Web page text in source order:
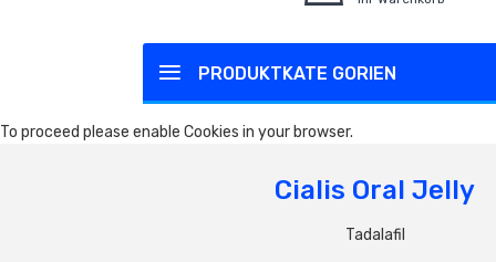
PRODUKTKATE GORIEN
To proceed please enable Cookies in your browser.
Cialis Oral Jelly
Tadalafil